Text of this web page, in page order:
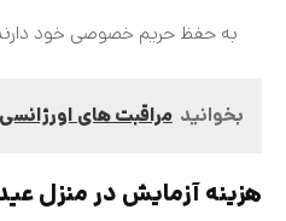
به حفظ حریم خصوصی خود
بخوانید مراقبت های
هزینه آزمایش در منزل عید